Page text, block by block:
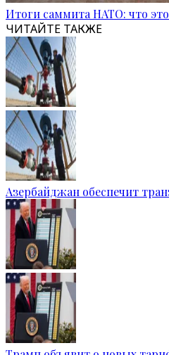
Итоги саммита НАТО: что
ЧИТАЙТЕ ТАКЖЕ
Азербайджан обеспечит